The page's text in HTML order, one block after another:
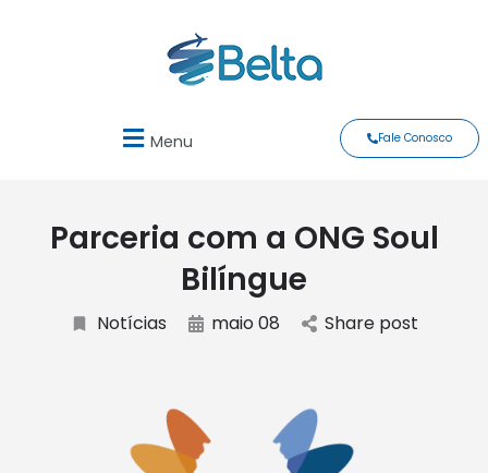
Menu Fale Conosco
Parceria com a ONG Soul
Bilíngue
Notícias maio 08 Share post